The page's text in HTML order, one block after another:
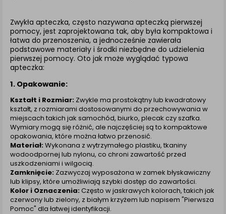
Zwykła apteczka, często nazywana apteczką pierwszej
pomocy, jest zaprojektowana tak, aby była kompaktowa i
łatwa do przenoszenia, a jednocześnie zawierała
podstawowe materiały i środki niezbędne do udzielenia
pierwszej pomocy. Oto jak może wyglądać typowa
apteczka:
1. Opakowanie:
Kształt i Rozmiar: Zwykle ma prostokątny lub kwadratowy
kształt, z rozmiarami dostosowanymi do przechowywania w
miejscach takich jak samochód, biurko, plecak czy szafka.
Wymiary mogą się różnić, ale najczęściej są to kompaktowe
opakowania, które można łatwo przenosić.
Materiał: Wykonana z wytrzymałego plastiku, tkaniny
wodoodpornej lub nylonu, co chroni zawartość przed
uszkodzeniami i wilgocią.
Zamknięcie: Zazwyczaj wyposażona w zamek błyskawiczny
lub klipsy, które umożliwiają szybki dostęp do zawartości.
Kolor i Oznaczenia: Często w jaskrawych kolorach, takich jak
czerwony lub zielony, z białym krzyżem lub napisem "Pierwsza
Pomoc" dla łatwej identyfikacji.
dowolnym momencie wycofać.
Polityka prywatności (rozwiń)
Klauzula Informacyjna (rozwiń)
Lista Zaufanych Partnerów (rozwiń)